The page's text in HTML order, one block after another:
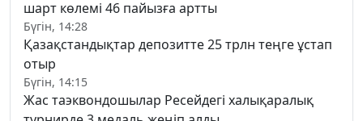
шарт көлемі 46 пайызға артты
Бүгін, 14:28
Қазақстандықтар депозитте 25 трлн теңге ұстап
отыр
Бүгін, 14:15
Жас таэквондошылар Ресейдегі халықаралық